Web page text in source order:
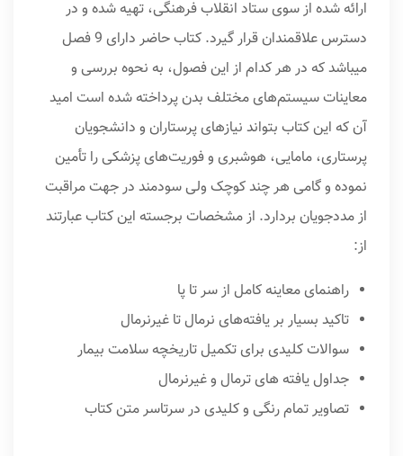
ارائه شده از سو‌ی ستاد انقلاب فرهنگی، تهیه شده و در
دسترس علاقمندان قرار گیرد. کتاب حاضر دارا‌ی 9 فصل
میباشد که در هر کدام از این فصول، به نحوه بررسی و
معاینات سیستم‌‌های مختلف بدن پرداخته شده است امید
آن که این کتاب بتواند نیاز‌های پرستاران و دانشجویان
پرستار‌ی، مامایی، هوشبر‌ی و فوریت‌های پزشکی را تأمین
نموده و گامی هر چند کوچک ولی سودمند در جهت مراقبت
از مددجویان بردارد. از مشخصات برجسته این کتاب عبارتند
از:
راهنمای معاینه کامل از سر تا پا
تاکید بسیار بر یافته‌های نرمال تا غیرنرمال
سوالات کلیدی برای تکمیل تاریخچه سلامت بیمار
جداول یافته های ترمال و غیرنرمال
تصاویر تمام رنگی و کلیدی در سرتاسر متن کتاب